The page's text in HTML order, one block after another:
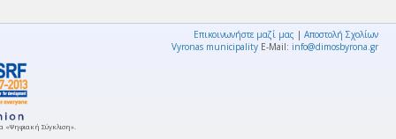
Επικοινωνήστε μαζί μας | Αποστολή Σχολίων
Vyronas municipality E-Mail: info@dimosbyrona.gr
«Ψηφιακή Σύγκλιση».